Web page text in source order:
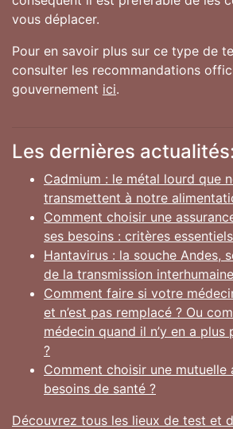
vous déplacer.
Pour en savoir plus sur ce type de
consulter les recommandations
gouvernement ici.
Les dernières actualités:
Cadmium : le métal lourd que
transmettent à notre
Comment choisir une
ses besoins : critères
Hantavirus : la souche Andes,
de la transmission interhumaine
Comment faire si votre
et n’est pas remplacé ? Ou
médecin quand il n’y en a
?
Comment choisir une mutuelle
besoins de santé ?
Découvrez tous les lieux de test et